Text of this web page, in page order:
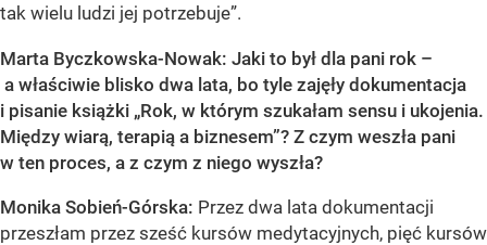
tak wielu ludzi jej potrzebuje”.
Marta Byczkowska-Nowak: Jaki to był dla pani rok –
a właściwie blisko dwa lata, bo tyle zajęły dokumentacja
i pisanie książki „Rok, w którym szukałam sensu i ukojenia.
Między wiarą, terapią a biznesem”? Z czym weszła pani
w ten proces, a z czym z niego wyszła?
Monika Sobień-Górska: Przez dwa lata dokumentacji
przeszłam przez sześć kursów medytacyjnych, pięć kursów